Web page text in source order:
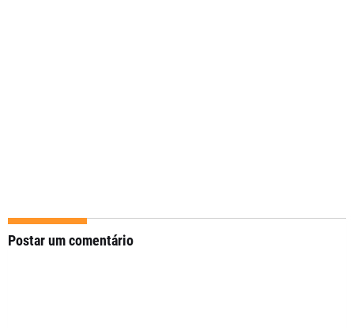
Postar um comentário